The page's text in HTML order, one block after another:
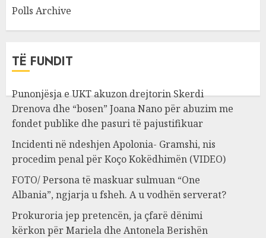
Polls Archive
TË FUNDIT
Punonjësja e UKT akuzon drejtorin Skerdi
Drenova dhe “bosen” Joana Nano për abuzim me
fondet publike dhe pasuri të pajustifikuar
Incidenti në ndeshjen Apolonia- Gramshi, nis
procedim penal për Koço Kokëdhimën (VIDEO)
FOTO/ Persona të maskuar sulmuan “One
Albania”, ngjarja u fsheh. A u vodhën serverat?
Prokuroria jep pretencën, ja çfarë dënimi
kërkon për Mariela dhe Antonela Berishën